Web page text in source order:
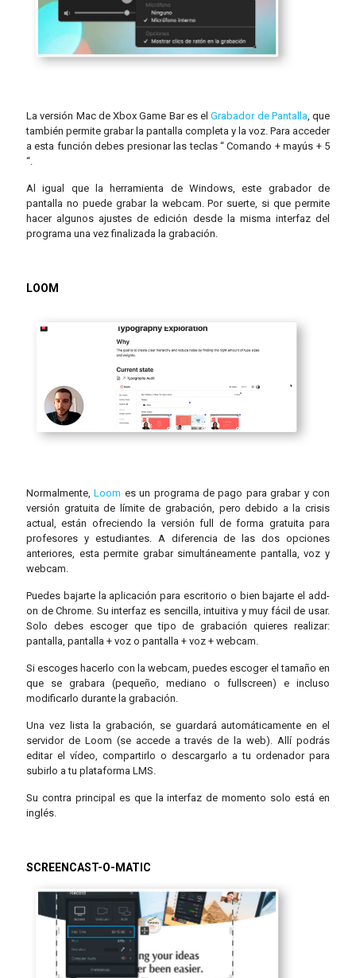
La versión Mac de Xbox Game Bar es elGrabador de Pantalla , que
también permite grabar la pantalla completa y la voz. Para acceder
a esta función debes presionar las teclas “ Comando + mayús + 5
“.
Al igual que la herramienta de Windows, este grabador de
pantalla no puede grabar la webcam. Por suerte, si que permite
hacer algunos ajustes de edición desde la misma interfaz del
programa una vez finalizada la grabación.
LOOM
Normalmente,Loom es un programa de pago para grabar y con
versión gratuita de límite de grabación, pero debido a la crisis
actual, están ofreciendo la versión full de forma gratuita para
profesores y estudiantes. A diferencia de las dos opciones
anteriores, esta permite grabar simultáneamente pantalla, voz y
webcam.
Puedes bajarte la aplicación para escritorio o bien bajarte el add-
on de Chrome. Su interfaz es sencilla, intuitiva y muy fácil de usar.
Solo debes escoger que tipo de grabación quieres realizar:
pantalla, pantalla + voz o pantalla + voz + webcam.
Si escoges hacerlo con la webcam, puedes escoger el tamaño en
que se grabara (pequeño, mediano o fullscreen) e incluso
modificarlo durante la grabación.
Una vez lista la grabación, se guardará automáticamente en el
servidor de Loom (se accede a través de la web). Allí podrás
editar el vídeo, compartirlo o descargarlo a tu ordenador para
subirlo a tu plataforma LMS.
Su contra principal es que la interfaz de momento solo está en
inglés.
SCREENCAST-O-MATIC